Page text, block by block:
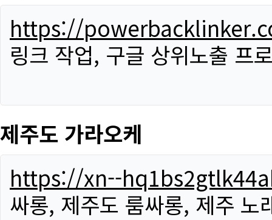
https://
링크 작업, 구글 상위노출 프
제주도 가라오케
https://xn--
싸롱, 제주도 룸싸롱, 제주 노